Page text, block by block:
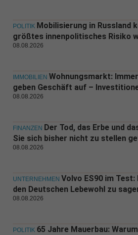
POLITIK Mobilisierung in Russland
größtes innenpolitisches Risiko
08.08.2026
IMMOBILIEN Wohnungsmarkt:
geben Geschäft auf –
08.08.2026
FINANZEN Der Tod, das Erbe und
Sie sich bisher nicht zu stellen
08.08.2026
UNTERNEHMEN Volvo ES90 im Test:
den Deutschen Lebewohl zu
08.08.2026
POLITIK 65 Jahre Mauerbau: